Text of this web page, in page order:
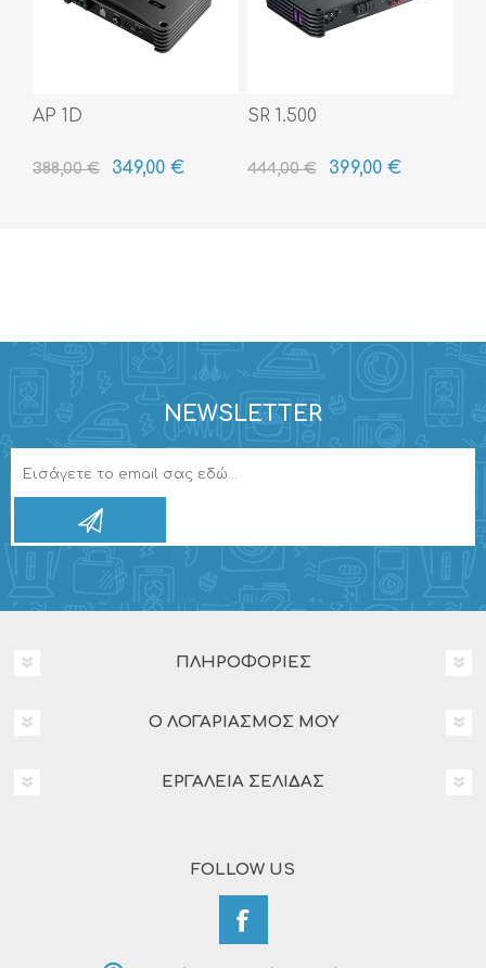
AP 1D
388,00 € 349,00 €
SR 1.500
444,00 € 399,00 €
NEWSLETTER
ΠΛΗΡΟΦΟΡΊΕΣ
Ο ΛΟΓΑΡΙΑΣΜΌΣ ΜΟΥ
ΕΡΓΑΛΕΊΑ ΣΕΛΊΔΑΣ
FOLLOW US